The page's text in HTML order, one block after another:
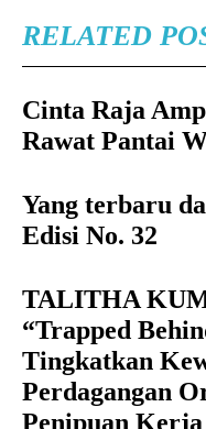
RELATED
Cinta Raja
Rawat Pantai
Yang terbaru
Edisi No. 32
TALITHA
“Trapped
Tingkatkan
Perdagangan
Penipuan